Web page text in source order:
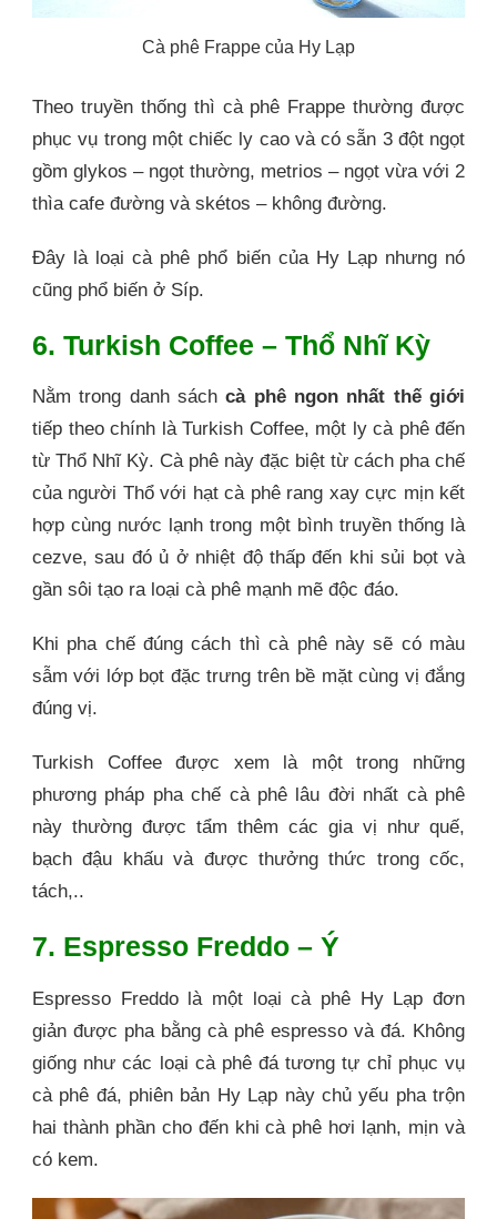
Cà phê Frappe của Hy Lạp
Theo truyền thống thì cà phê Frappe thường được
phục vụ trong một chiếc ly cao và có sẵn 3 đột ngọt
gồm glykos – ngọt thường, metrios – ngọt vừa với 2
thìa cafe đường và skétos – không đường.
Đây là loại cà phê phổ biến của Hy Lạp nhưng nó
cũng phổ biến ở Síp.
6. Turkish Coffee – Thổ Nhĩ Kỳ
Nằm trong danh sách cà phê ngon nhất thế giới
tiếp theo chính là Turkish Coffee, một ly cà phê đến
từ Thổ Nhĩ Kỳ. Cà phê này đặc biệt từ cách pha chế
của người Thổ với hạt cà phê rang xay cực mịn kết
hợp cùng nước lạnh trong một bình truyền thống là
cezve, sau đó ủ ở nhiệt độ thấp đến khi sủi bọt và
gần sôi tạo ra loại cà phê mạnh mẽ độc đáo.
Khi pha chế đúng cách thì cà phê này sẽ có màu
sẫm với lớp bọt đặc trưng trên bề mặt cùng vị đắng
đúng vị.
Turkish Coffee được xem là một trong những
phương pháp pha chế cà phê lâu đời nhất cà phê
này thường được tẩm thêm các gia vị như quế,
bạch đậu khấu và được thưởng thức trong cốc,
tách,..
7. Espresso Freddo – Ý
Espresso Freddo là một loại cà phê Hy Lạp đơn
giản được pha bằng cà phê espresso và đá. Không
giống như các loại cà phê đá tương tự chỉ phục vụ
cà phê đá, phiên bản Hy Lạp này chủ yếu pha trộn
hai thành phần cho đến khi cà phê hơi lạnh, mịn và
có kem.